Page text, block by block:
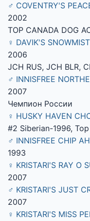
♂ COVENTRY'S
2002
TOP CANADA DOG
♀ DAVIK'S
2006
JCH RUS, JCH BLR,
♂ INNISFREE
2007
Чемпион России
♀ HUSKY HAVEN
#2 Siberian-1996,
♂ INNISFREE CHIP
1993
♀ KRISTARI'S RAY O
2007
♂ KRISTARI'S JUST
2007
♀ KRISTARI'S MISS